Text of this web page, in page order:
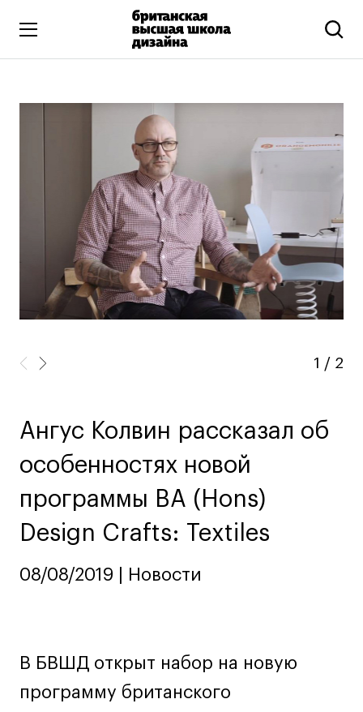
Искусство и дизайн
Подготовительные курсы
Бизнес и маркетинг
Все программы
Дополнительное образование
Коммуникационный и цифровой дизайн
Иллюстрация
Фотография и видео
Промышленный и предметный дизайн
Дизайн и декорирование интерьера
Бизнес и маркетинг
Подготовительные курсы и творческое
развитие
Среднесрочные
Онлайн-программы
1 / 2
Ангус Колвин рассказал об
особенностях новой
программы BA (Hons)
Design Crafts: Textiles
08/08/2019 | Новости
В БВШД открыт набор на новую
программу британского